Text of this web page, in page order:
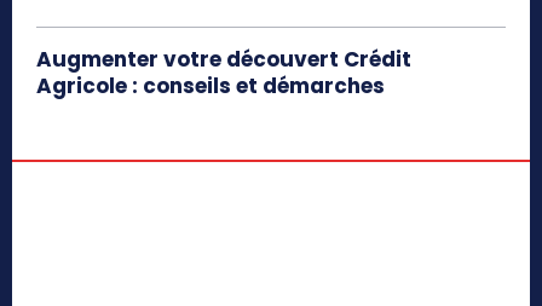
Augmenter votre découvert Crédit
Agricole : conseils et démarches